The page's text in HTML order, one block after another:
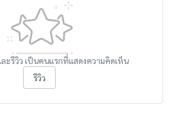
ะรีวิว เป็นคนแรกที่แสดงความคิดเห็น
รีวิว